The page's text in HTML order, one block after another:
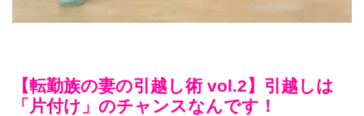
【転勤族の妻の引越し術 vol.2】引越しは
「片付け」のチャンスなんです！